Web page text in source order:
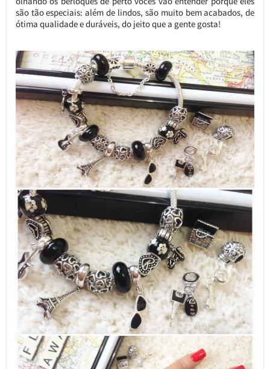
são tão especiais: além de lindos, são muito bem acabados, de
ótima qualidade e duráveis, do jeito que a gente gosta!